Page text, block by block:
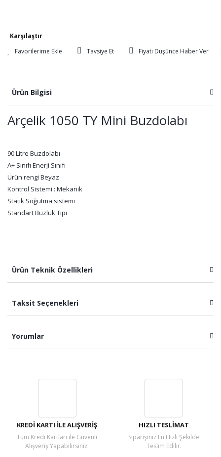
Karşılaştır
Tavsiye Et
Fiyatı Düşünce Haber Ver
Ürün Bilgisi
Arçelik 1050 TY Mini Buzdolabı
90 Litre Buzdolabı
A+ Sınıfı Enerji Sınıfı
Ürün rengi Beyaz
Kontrol Sistemi : Mekanik
Statik Soğutma sistemi
Standart Buzluk Tipi
Ürün Teknik Özellikleri
Taksit Seçenekleri
Yorumlar
KREDİ KARTI İLE ALIŞVERİŞ
Tüm Kredi Kartları ile Güvenli
Alışveriş Yapabilirsiniz.
HIZLI TESLİMAT
Siparişiniz En Hızlı Şekilde
Teslim Edilir.